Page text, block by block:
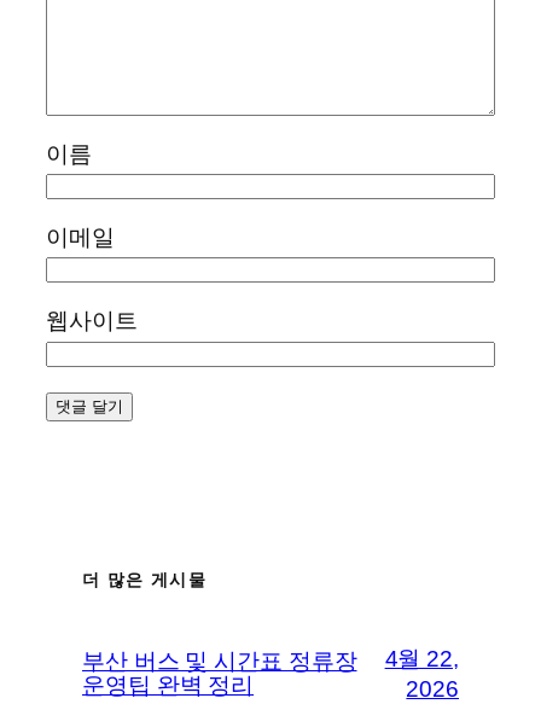
이름
이메일
웹사이트
더 많은 게시물
부산 버스 및 시간표 정류장
운영팁 완벽 정리
4월 22,
2026